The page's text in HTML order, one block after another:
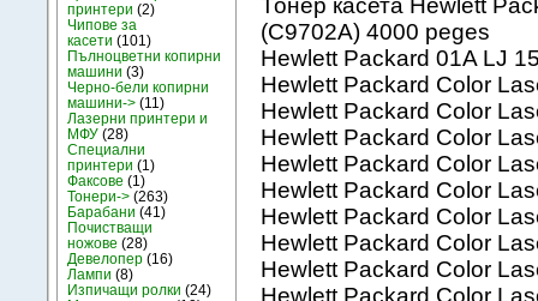
принтери (2)
Чипове за
касети (101)
Пълноцветни копирни
машини (3)
Черно-бели копирни
машини-> (11)
Лазерни принтери и
МФУ (28)
Специални
принтери (1)
Факсове (1)
Тонери-> (263)
Барабани (41)
Почистващи
ножове (28)
Девелопер (16)
Лампи (8)
Изпичащи ролки (24)
Тонер касета Hewlett
(C9702A) 4000 peges
Hewlett Packard 01A LJ
Hewlett Packard Color
Hewlett Packard Color
Hewlett Packard Color
Hewlett Packard Color
Hewlett Packard Color
Hewlett Packard Color
Hewlett Packard Color
Hewlett Packard Color
Hewlett Packard Color